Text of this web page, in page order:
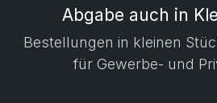
Abgabe auch in
Bestellungen in kleinen
für Gewerbe- und